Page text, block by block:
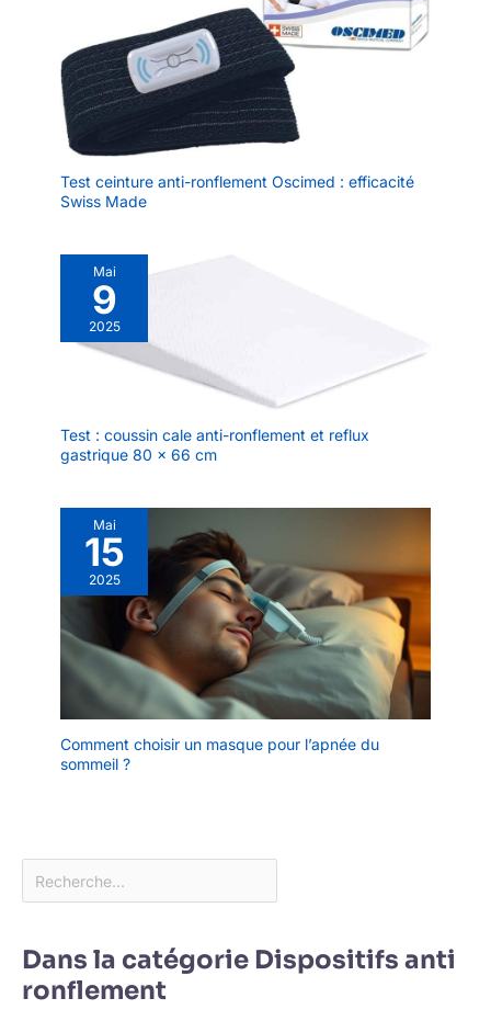
Test ceinture anti-ronflement Oscimed : efficacité
Swiss Made
Mai
9
2025
Test : coussin cale anti-ronflement et reflux
gastrique 80 x 66 cm
Mai
15
2025
Comment choisir un masque pour l’apnée du
sommeil ?
Dans la catégorie Dispositifs anti
ronflement